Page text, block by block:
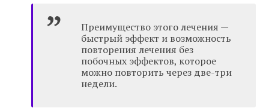
Преимущество этого лечения —
быстрый эффект и возможность
повторения лечения без
побочных эффектов, которое
можно повторить через две-три
недели.